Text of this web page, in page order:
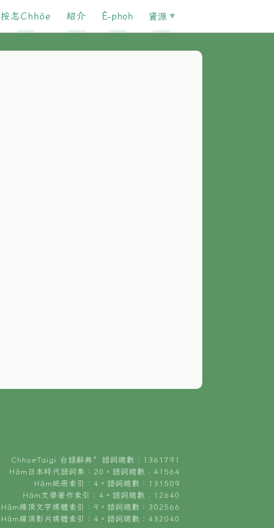
按怎Chhōe 紹介 È-phoh 資源
ChhoeTaigi 台語辭典⁺ 語詞總數：1361791
Hâm日本時代語詞集：20。語詞總數：41564
Hâm紙冊索引：4。語詞總數：131509
Hâm文學著作索引：4。語詞總數：12640
Hâm線頂文字媒體索引：9。語詞總數：302566
Hâm線頂影片媒體索引：4。語詞總數：432040